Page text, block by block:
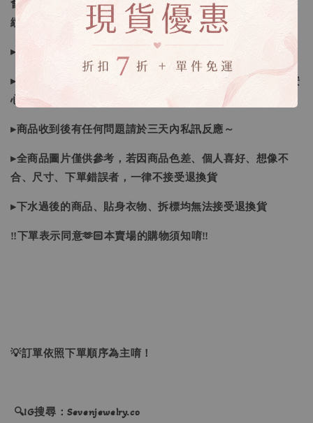
會視情況等待下單，若您想要知道即時貨況還請主動聯繫後
續喔
▸如遇缺斷貨情形會再另行告知，請注意訊息及信箱收件
▸商品皆由日本、韓國門市、官網購入，皆為正品，您可以安
心購買唷！
▸商品收到後有任何問題請於三天內私訊反應～
▸全商品圖片僅供參考，若因商品色差、個人喜好、想像不
合、尺寸、下單錯誤者，一律不接受退換貨
▸下水過後的商品、貼身衣物、拆標均無法接受退換貨
‼下單表示同意🫶🏻本賣場的購物須知唷‼
💡訂單依照下單順序為主唷！
🔍IG搜尋：Sevenjewelry.co